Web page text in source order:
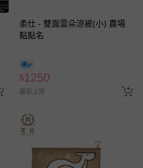
柔仕 - 雙面雲朵涼被(小) 農場
點點名
$1250
最新上架